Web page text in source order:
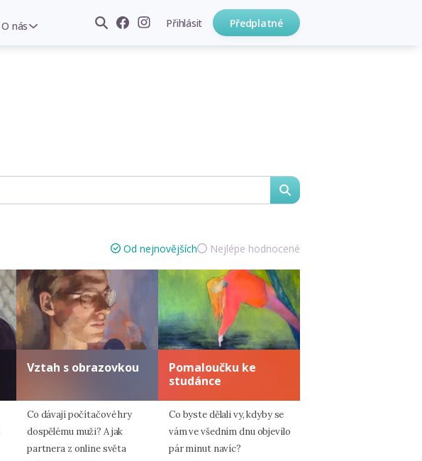
O nás Přihlásit Předplatné
Od nejnovějších Nejlépe hodnocené
Vztah s obrazovkou
Co dávají počítačové hry
dospělému muži? A jak
partnera z online světa
Pomaloučku ke
studánce
Co byste dělali vy, kdyby se
vám ve všedním dnu objevilo
pár minut navíc?